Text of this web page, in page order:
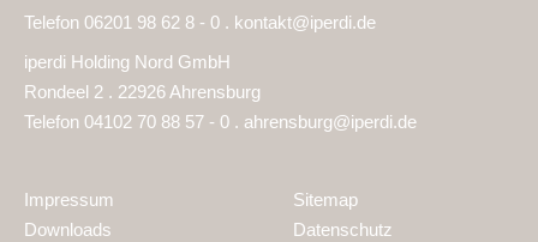
Telefon 06201 98 62 8 - 0 . kontakt@iperdi.de
iperdi Holding Nord GmbH
Rondeel 2 . 22926 Ahrensburg
Telefon 04102 70 88 57 - 0 . ahrensburg@iperdi.de
Impressum
Downloads
Sitemap
Datenschutz